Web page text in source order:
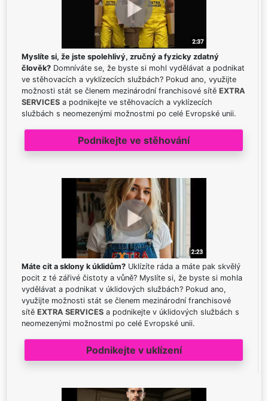
Myslíte si, že jste spolehlivý, zručný a fyzicky zdatný
člověk? Domníváte se, že byste si mohl vydělávat a podnikat
ve stěhovacích a vyklízecích službách? Pokud ano, využijte
možnosti stát se členem mezinárodní franchisové sítě EXTRA
SERVICES a podnikejte ve stěhovacích a vyklízecích
službách s neomezenými možnostmi po celé Evropské unii.
Podnikejte ve stěhování
Máte cit a sklony k úklidům? Uklízíte ráda a máte pak skvělý
pocit z té zářivé čistoty a vůně? Myslíte si, že byste si mohla
vydělávat a podnikat v úklidových službách? Pokud ano,
využijte možnosti stát se členem mezinárodní franchisové
sítě EXTRA SERVICES a podnikejte v úklidových službách s
neomezenými možnostmi po celé Evropské unii.
Podnikejte v uklízení